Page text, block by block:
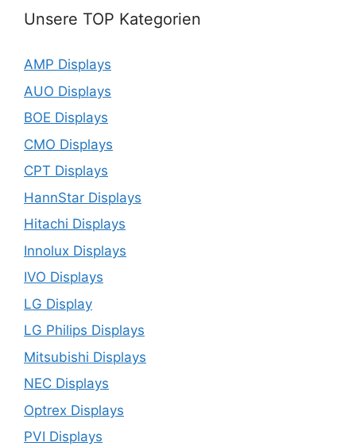
Unsere TOP Kategorien
AMP Displays
AUO Displays
BOE Displays
CMO Displays
CPT Displays
HannStar Displays
Hitachi Displays
Innolux Displays
IVO Displays
LG Display
LG Philips Displays
Mitsubishi Displays
NEC Displays
Optrex Displays
PVI Displays